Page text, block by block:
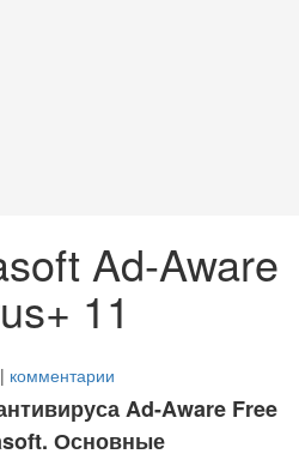
Ad-Aware
11
| комментарии
Ad-Aware Free
Основные